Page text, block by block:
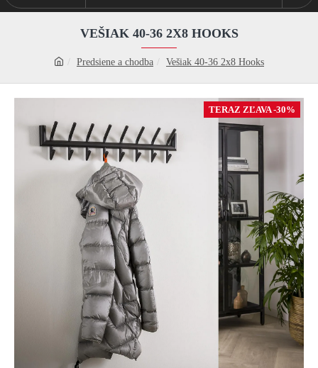
Predsiene a chodba Vešiak 40-36 2x8 Hooks
VEŠIAK 40-36 2X8 HOOKS
TERAZ ZĽAVA -30%